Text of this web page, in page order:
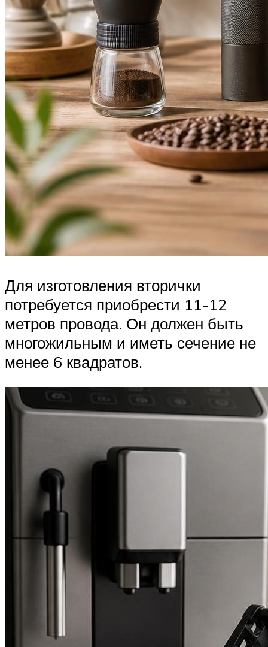
Для изготовления вторички
потребуется приобрести 11-12
метров провода. Он должен быть
многожильным и иметь сечение не
менее 6 квадратов.